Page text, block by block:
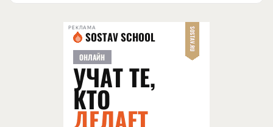
РЕКЛАМА